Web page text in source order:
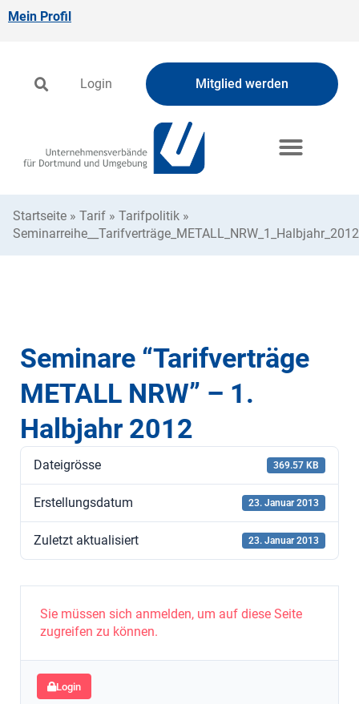
Mein Profil
Login Mitglied werden
Startseite » Tarif » Tarifpolitik »
Seminare “Tarifverträge
METALL NRW” – 1.
Halbjahr 2012
Dateigrösse 369.57 KB
Erstellungsdatum 23. Januar 2013
Zuletzt aktualisiert 23. Januar 2013
Sie müssen sich anmelden, um auf diese Seite
zugreifen zu können.
Login